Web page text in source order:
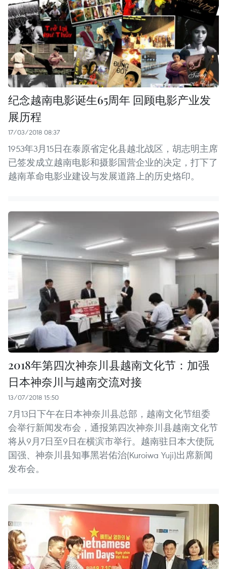
纪念越南电影诞生65周年 回顾电影产业发
展历程
17/03/2018 08:37
1953年3月15日在泰原省定化县越北战区，胡志明主席
已签发成立越南电影和摄影国营企业的决定，打下了
越南革命电影业建设与发展道路上的历史烙印。
2018年第四次神奈川县越南文化节：加强
日本神奈川与越南交流对接
13/07/2018 15:50
7月13日下午在日本神奈川县总部，越南文化节组委
会举行新闻发布会，通报第四次神奈川县越南文化节
将从9月7日至9日在横滨市举行。越南驻日本大使阮
国强、神奈川县知事黑岩佑治(Kuroiwa Yuji)出席新闻
发布会。